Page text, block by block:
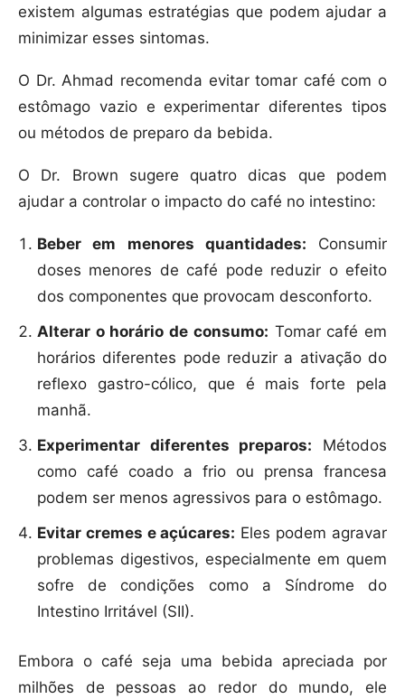
existem algumas estratégias que podem ajudar a
minimizar esses sintomas.
O Dr. Ahmad recomenda evitar tomar café com o
estômago vazio e experimentar diferentes tipos
ou métodos de preparo da bebida.
O Dr. Brown sugere quatro dicas que podem
ajudar a controlar o impacto do café no intestino:
Beber em menores quantidades: Consumir
doses menores de café pode reduzir o efeito
dos componentes que provocam desconforto.
Alterar o horário de consumo: Tomar café em
horários diferentes pode reduzir a ativação do
reflexo gastro-cólico, que é mais forte pela
manhã.
Experimentar diferentes preparos: Métodos
como café coado a frio ou prensa francesa
podem ser menos agressivos para o estômago.
Evitar cremes e açúcares: Eles podem agravar
problemas digestivos, especialmente em quem
sofre de condições como a Síndrome do
Intestino Irritável (SII).
Embora o café seja uma bebida apreciada por
milhões de pessoas ao redor do mundo, ele